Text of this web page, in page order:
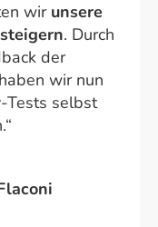
wir unsere
. Durch
der
wir nun
Tests selbst